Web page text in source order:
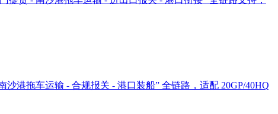
港拖车运输 - 合规报关 - 港口装船” 全链路，适配 20GP/40HQ